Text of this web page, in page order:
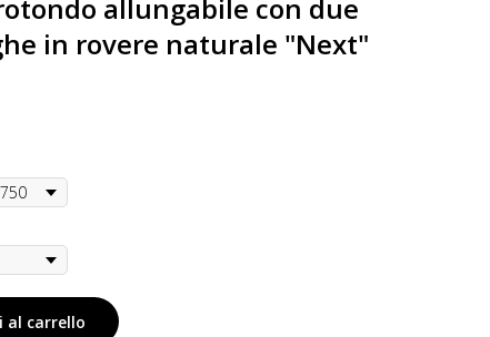
allungabile con due
in rovere naturale "Next"
al carrello